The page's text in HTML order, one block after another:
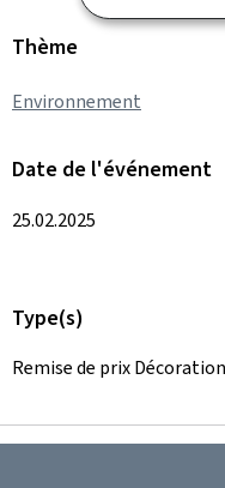
Thème
Environnement
Date de l'événement
25.02.2025
Type(s)
Remise de prix